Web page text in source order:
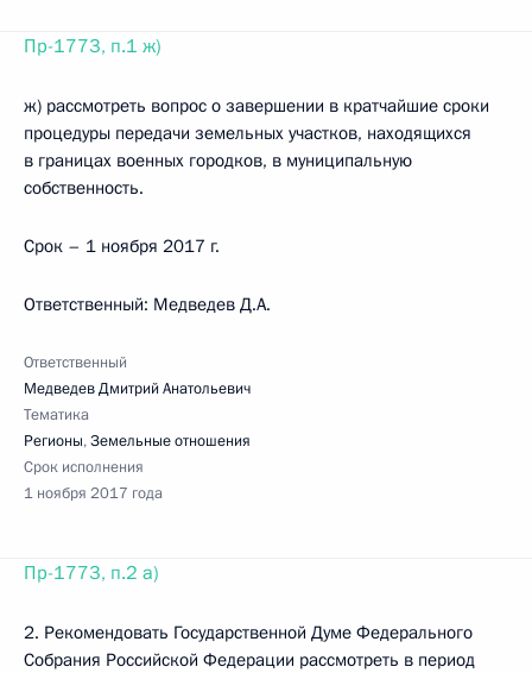
Пр-1773, п.1 ж)
ж) рассмотреть вопрос о завершении в кратчайшие сроки
процедуры передачи земельных участков, находящихся
в границах военных городков, в муниципальную
собственность.
Срок – 1 ноября 2017 г.
Ответственный: Медведев Д.А.
Ответственный
Медведев Дмитрий Анатольевич
Тематика
Регионы,Земельные отношения
Срок исполнения
1 ноября 2017 года
Пр-1773, п.2 а)
2. Рекомендовать Государственной Думе Федерального
Собрания Российской Федерации рассмотреть в период